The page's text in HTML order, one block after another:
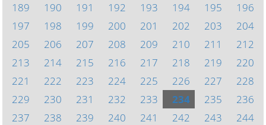
189
190 191 192 193 194 195
196
197
198 199 200 201 202 203
204
205
206 207 208 209 210 211
212
213
214 215 216 217 218 219
220
221
222 223 224 225 226 227
228
229
230 231 232 233 234 235
236
237
238 239 240 241 242 243
244